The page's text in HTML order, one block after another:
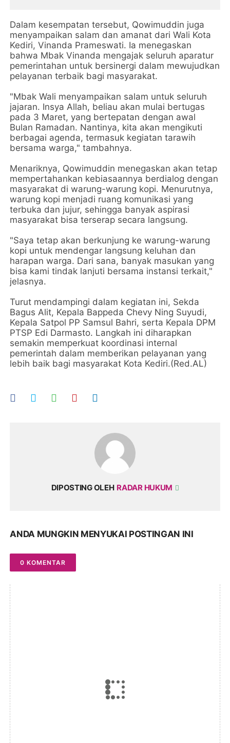
Dalam kesempatan tersebut, Qowimuddin juga
menyampaikan salam dan amanat dari Wali Kota
Kediri, Vinanda Prameswati. Ia menegaskan
bahwa Mbak Vinanda mengajak seluruh aparatur
pemerintahan untuk bersinergi dalam mewujudkan
pelayanan terbaik bagi masyarakat.
"Mbak Wali menyampaikan salam untuk seluruh
jajaran. Insya Allah, beliau akan mulai bertugas
pada 3 Maret, yang bertepatan dengan awal
Bulan Ramadan. Nantinya, kita akan mengikuti
berbagai agenda, termasuk kegiatan tarawih
bersama warga," tambahnya.
Menariknya, Qowimuddin menegaskan akan tetap
mempertahankan kebiasaannya berdialog dengan
masyarakat di warung-warung kopi. Menurutnya,
warung kopi menjadi ruang komunikasi yang
terbuka dan jujur, sehingga banyak aspirasi
masyarakat bisa terserap secara langsung.
"Saya tetap akan berkunjung ke warung-warung
kopi untuk mendengar langsung keluhan dan
harapan warga. Dari sana, banyak masukan yang
bisa kami tindak lanjuti bersama instansi terkait,"
jelasnya.
Turut mendampingi dalam kegiatan ini, Sekda
Bagus Alit, Kepala Bappeda Chevy Ning Suyudi,
Kepala Satpol PP Samsul Bahri, serta Kepala DPM
PTSP Edi Darmasto. Langkah ini diharapkan
semakin memperkuat koordinasi internal
pemerintah dalam memberikan pelayanan yang
lebih baik bagi masyarakat Kota Kediri.(Red.AL)
DIPOSTING OLEH RADAR HUKUM
ANDA MUNGKIN MENYUKAI POSTINGAN INI
0 KOMENTAR